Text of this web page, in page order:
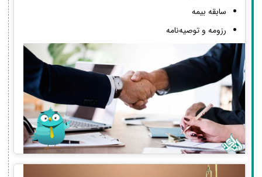
سابقه بیمه
رزومه و توصیه‌نامه